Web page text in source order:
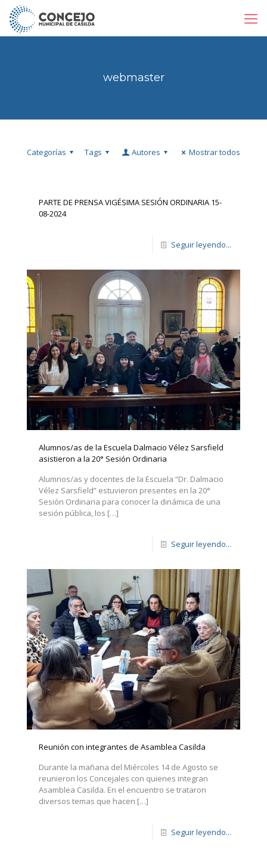
webmaster
Categorías Tags Autores Mostrar todos
PARTE DE PRENSA VIGÉSIMA SESIÓN ORDINARIA 15-
08-2024
Seguir leyendo...
Alumnos/as de la Escuela Dalmacio Vélez Sarsfield
asistieron a la 20° Sesión Ordinaria
Alumnos/as y docentes de la Escuela “Dr. Dalmacio
Vélez Sarsfield” estuvieron presentes en la 20°
Sesión Ordinaria para conocer la dinámica de una
sesión pública, los […]
Seguir leyendo...
Reunión con integrantes de Asamblea Casilda
Durante la mañana del Miércoles 14 de Agosto se
reunieron los Concejales con quienes integran
Asamblea Casilda. En el encuentro se trataron
diversos temas que hacen […]
Seguir leyendo...